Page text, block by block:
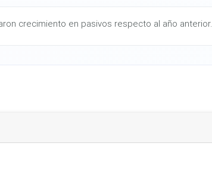
crecimiento en pasivos respecto al año anterior.